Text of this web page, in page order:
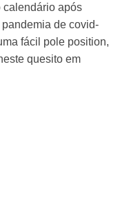
calendário após
de covid-
fácil pole position,
quesito em